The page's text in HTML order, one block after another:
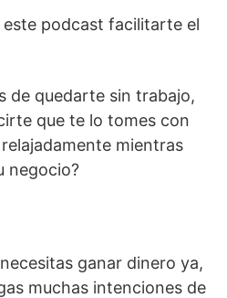
podcast facilitarte el
de quedarte sin trabajo,
que te lo tomes con
mientras
negocio?
ganar dinero ya,
muchas intenciones de